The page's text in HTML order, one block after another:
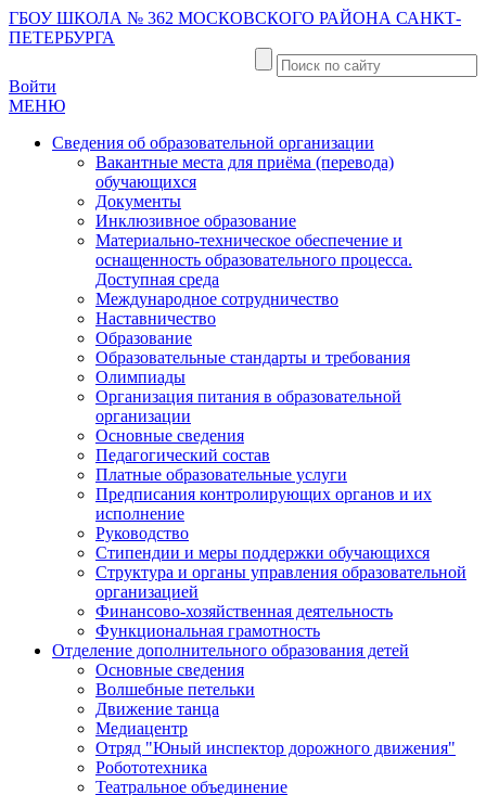
ГБОУ ШКОЛА № 362 МОСКОВСКОГО РАЙОНА САНКТ-
ПЕТЕРБУРГА
Войти
МЕНЮ
Сведения об образовательной организации
Вакантные места для приёма (перевода)
обучающихся
Документы
Инклюзивное образование
Материально-техническое обеспечение и
оснащенность образовательного процесса.
Доступная среда
Международное сотрудничество
Наставничество
Образование
Образовательные стандарты и требования
Олимпиады
Организация питания в образовательной
организации
Основные сведения
Педагогический состав
Платные образовательные услуги
Предписания контролирующих органов и их
исполнение
Руководство
Стипендии и меры поддержки обучающихся
Структура и органы управления образовательной
организацией
Финансово-хозяйственная деятельность
Функциональная грамотность
Отделение дополнительного образования детей
Основные сведения
Волшебные петельки
Движение танца
Медиацентр
Отряд "Юный инспектор дорожного движения"
Робототехника
Театральное объединение